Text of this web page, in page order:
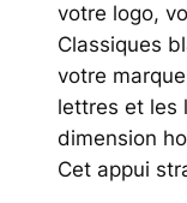
votre logo,
Classiques
votre
lettres et les
dimension
Cet appui